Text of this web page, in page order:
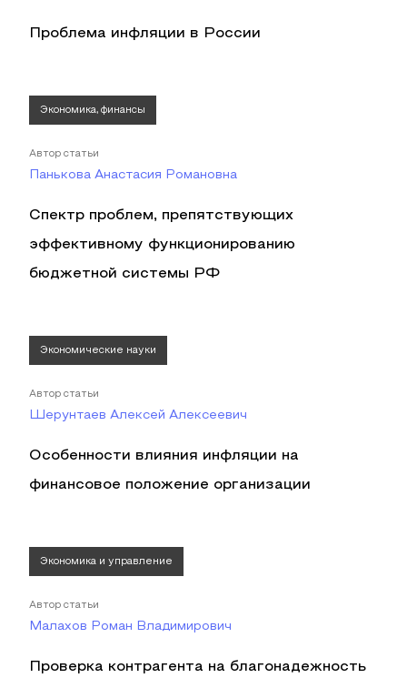
Проблема инфляции в России
Экономика, финансы
Автор статьи
Панькова Анастасия Романовна
Спектр проблем, препятствующих
эффективному функционированию
бюджетной системы РФ
Экономические науки
Автор статьи
Шерунтаев Алексей Алексеевич
Особенности влияния инфляции на
финансовое положение организации
Экономика и управление
Автор статьи
Малахов Роман Владимирович
Проверка контрагента на благонадежность